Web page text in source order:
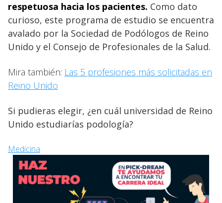
respetuosa hacia los pacientes. Como dato
curioso, este programa de estudio se encuentra
avalado por la Sociedad de Podólogos de Reino
Unido y el Consejo de Profesionales de la Salud.
Mira también: Las 5 profesiones más solicitadas en
Reino Unido
Si pudieras elegir, ¿en cuál universidad de Reino
Unido estudiarías podología?
Medicina